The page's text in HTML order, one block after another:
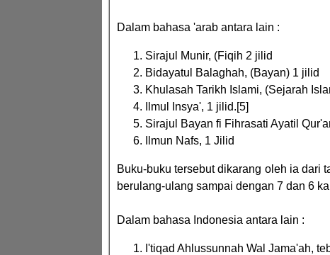
Dalam bahasa 'arab antara lain :
Sirajul Munir, (Fiqih 2 jilid
Bidayatul Balaghah, (Bayan) 1 jilid
Khulasah Tarikh Islami, (Sejarah
Ilmul Insya', 1 jilid.[5]
Sirajul Bayan fi Fihrasati Ayatil
Ilmun Nafs, 1 Jilid
Buku-buku tersebut dikarang oleh ia dari
berulang-ulang sampai dengan 7 dan 6
Dalam bahasa Indonesia antara lain :
I'tiqad Ahlussunnah Wal Jama'ah,